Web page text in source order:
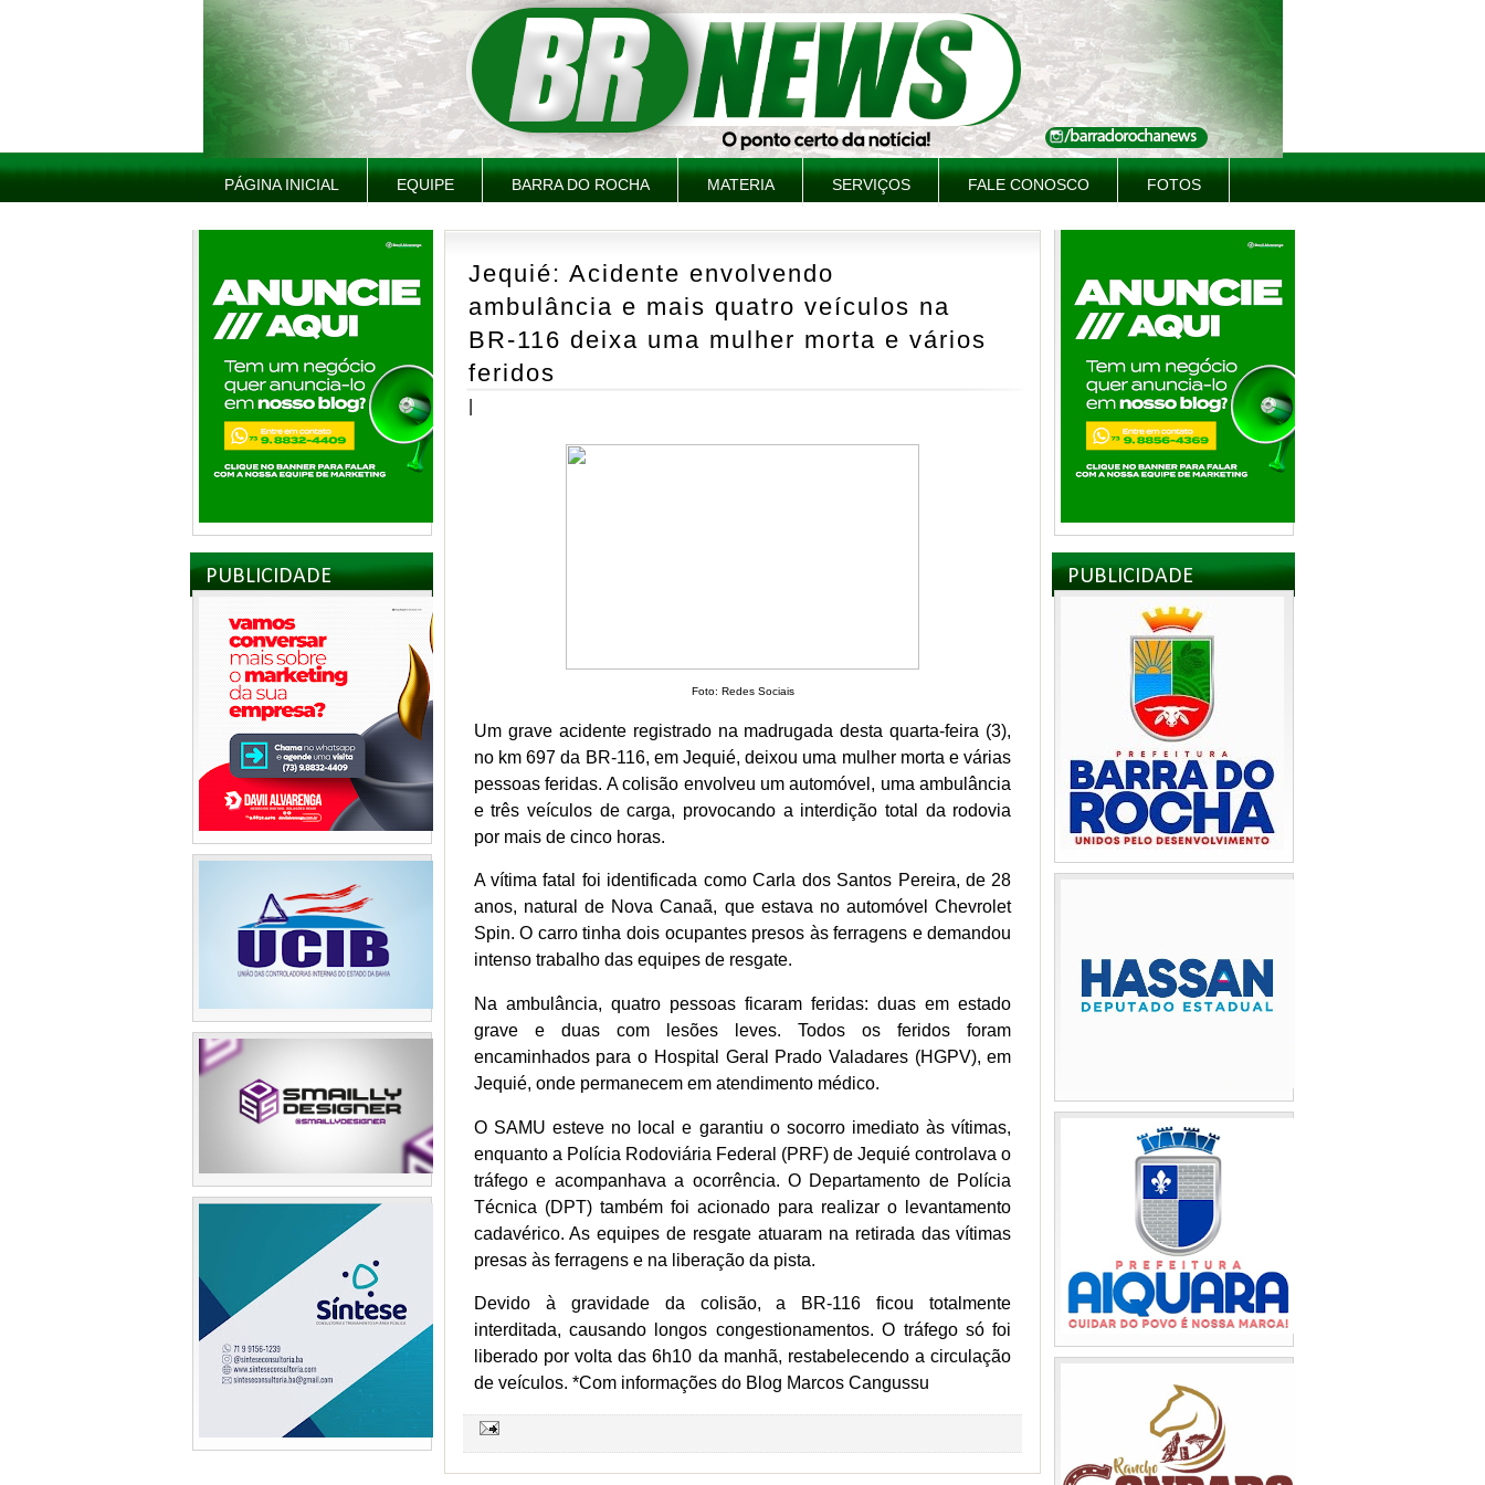
PÁGINA INICIAL EQUIPE BARRA DO ROCHA MATERIA SERVIÇOS FALE CONOSCO FOTOS
PUBLICIDADE
Jequié: Acidente envolvendo
ambulância e mais quatro veículos na
BR-116 deixa uma mulher morta e vários
feridos
Foto: Redes Sociais
Um grave acidente registrado na madrugada desta quarta-feira (3),
no km 697 da BR-116, em Jequié, deixou uma mulher morta e várias
pessoas feridas. A colisão envolveu um automóvel, uma ambulância
e três veículos de carga, provocando a interdição total da rodovia
por mais de cinco horas.
A vítima fatal foi identificada como Carla dos Santos Pereira, de 28
anos, natural de Nova Canaã, que estava no automóvel Chevrolet
Spin. O carro tinha dois ocupantes presos às ferragens e demandou
intenso trabalho das equipes de resgate.
Na ambulância, quatro pessoas ficaram feridas: duas em estado
grave e duas com lesões leves. Todos os feridos foram
encaminhados para o Hospital Geral Prado Valadares (HGPV), em
Jequié, onde permanecem em atendimento médico.
O SAMU esteve no local e garantiu o socorro imediato às vítimas,
enquanto a Polícia Rodoviária Federal (PRF) de Jequié controlava o
tráfego e acompanhava a ocorrência. O Departamento de Polícia
Técnica (DPT) também foi acionado para realizar o levantamento
cadavérico. As equipes de resgate atuaram na retirada das vítimas
presas às ferragens e na liberação da pista.
Devido à gravidade da colisão, a BR-116 ficou totalmente
interditada, causando longos congestionamentos. O tráfego só foi
liberado por volta das 6h10 da manhã, restabelecendo a circulação
de veículos. *Com informações do Blog Marcos Cangussu
PUBLICIDADE